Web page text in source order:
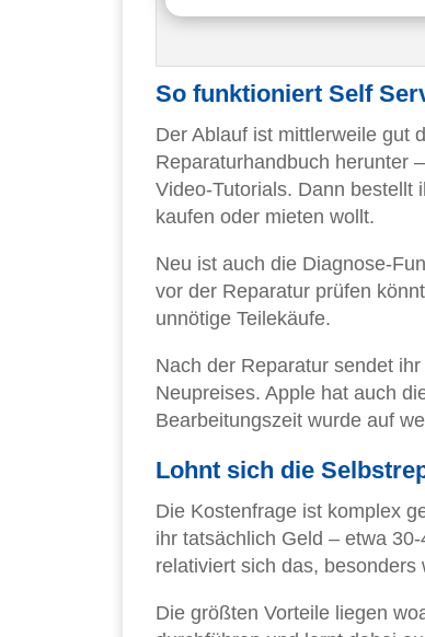
So funktioniert Self
Der Ablauf ist mittlerweile gut
Reparaturhandbuch herunter
Video-Tutorials. Dann bestellt
kaufen oder mieten wollt.
Neu ist auch die Diagnose-
vor der Reparatur prüfen
unnötige Teilekäufe.
Nach der Reparatur sendet
Neupreises. Apple hat auch
Bearbeitungszeit wurde auf
Lohnt sich die
Die Kostenfrage ist komplex
ihr tatsächlich Geld – etwa
relativiert sich das,
Die größten Vorteile liegen